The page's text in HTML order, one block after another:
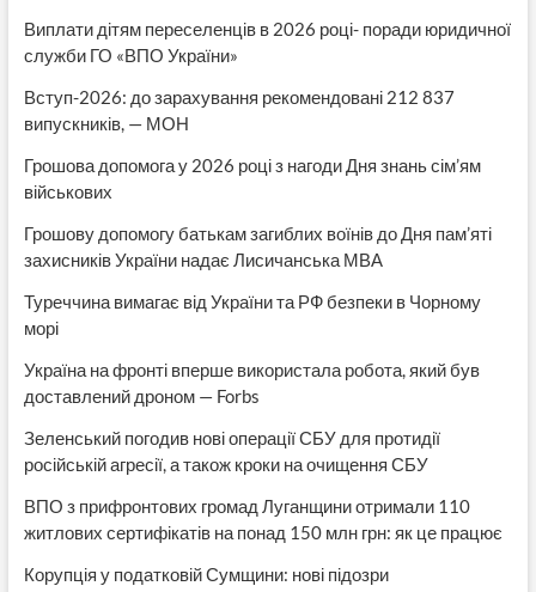
Виплати дітям переселенців в 2026 році- поради юридичної
служби ГО «ВПО України»
Вступ-2026: до зарахування рекомендовані 212 837
випускників, — МОН
Грошова допомога у 2026 році з нагоди Дня знань сім’ям
військових
Грошову допомогу батькам загиблих воїнів до Дня пам’яті
захисників України надає Лисичанська МВА
Туреччина вимагає від України та РФ безпеки в Чорному
морі
Україна на фронті вперше використала робота, який був
доставлений дроном — Forbs
Зеленський погодив нові операції СБУ для протидії
російській агресії, а також кроки на очищення СБУ
ВПО з прифронтових громад Луганщини отримали 110
житлових сертифікатів на понад 150 млн грн: як це працює
Корупція у податковій Сумщини: нові підозри